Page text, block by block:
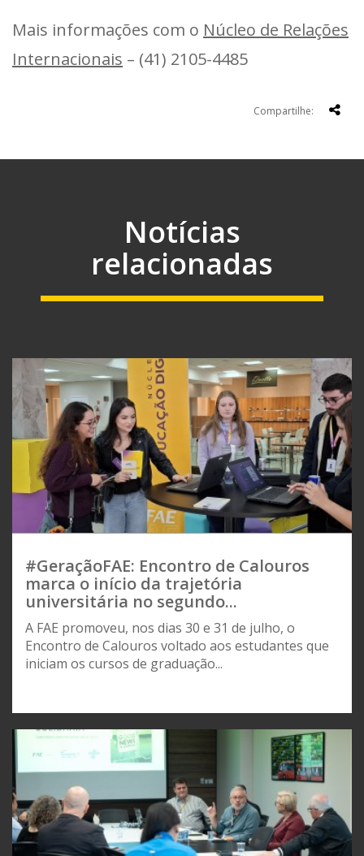
Mais informações com o Núcleo de Relações
Internacionais – (41) 2105-4485
Compartilhe:
Notícias
relacionadas
#GeraçãoFAE: Encontro de Calouros
marca o início da trajetória
universitária no segundo...
A FAE promoveu, nos dias 30 e 31 de julho, o
Encontro de Calouros voltado aos estudantes que
iniciam os cursos de graduação...